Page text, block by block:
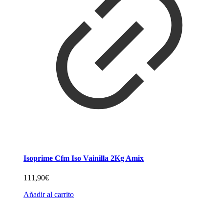
Isoprime Cfm Iso Vainilla 2Kg Amix
111,90€
Añadir al carrito